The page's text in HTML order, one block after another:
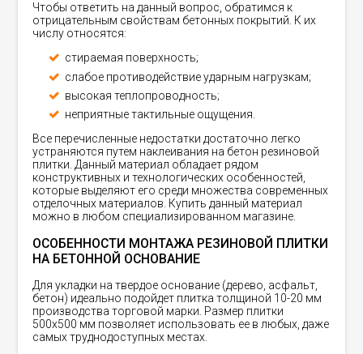
Чтобы ответить на данный вопрос, обратимся к
отрицательным свойствам бетонных покрытий. К их
числу относятся:
стираемая поверхность;
слабое противодействие ударным нагрузкам;
высокая теплопроводность;
неприятные тактильные ощущения.
Все перечисленные недостатки достаточно легко
устраняются путем наклеивания на бетон резиновой
плитки. Данный материал обладает рядом
конструктивных и технологических особенностей,
которые выделяют его среди множества современных
отделочных материалов. Купить данный материал
можно в любом специализированном магазине.
ОСОБЕННОСТИ МОНТАЖА РЕЗИНОВОЙ ПЛИТКИ
НА БЕТОННОЙ ОСНОВАНИЕ
Для укладки на твердое основание (дерево, асфальт,
бетон) идеально подойдет плитка толщиной 10-20 мм
производства торговой марки. Размер плитки
500х500 мм позволяет использовать ее в любых, даже
самых труднодоступных местах.